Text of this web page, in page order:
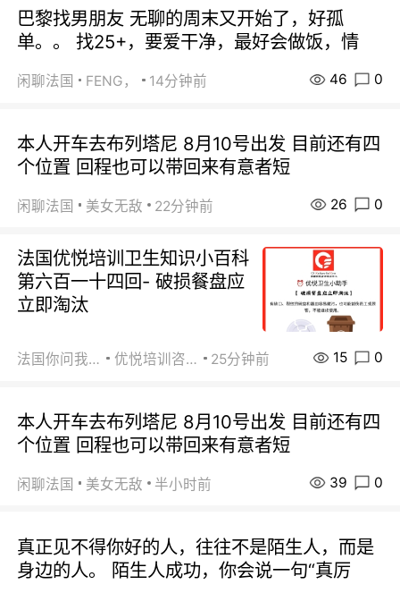
巴黎找男朋友 无聊的周末又开始了，好孤
单。。 找25+，要爱干净，最好会做饭，情
闲聊法国 FENG， 14分钟前 46 0
本人开车去布列塔尼 8月10号出发 目前还有四
个位置 回程也可以带回来有意者短
闲聊法国 美女无敌 22分钟前 26 0
法国优悦培训卫生知识小百科
第六百一十四回- 破损餐盘应
立即淘汰
法国你问我答 优悦培训咨询 25分钟前 15 0
本人开车去布列塔尼 8月10号出发 目前还有四
个位置 回程也可以带回来有意者短
闲聊法国 美女无敌 半小时前 39 0
真正见不得你好的人，往往不是陌生人，而是
身边的人。 陌生人成功，你会说一句“真厉